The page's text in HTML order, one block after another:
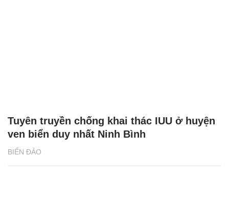
BIỂN ĐẢO
Tuyên truyền chống khai thác IUU ở huyện
ven biển duy nhất Ninh Bình